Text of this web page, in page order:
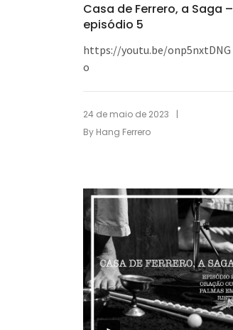
Casa de Ferrero, a Saga –
episódio 5
https://youtu.be/onp5nxtDNG
o
24 de maio de 2023
|
By Hang Ferrero